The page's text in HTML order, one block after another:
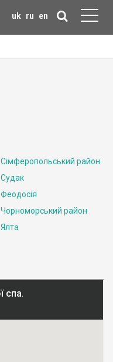
uk ru en
Сімферопольський район
Судак
Феодосія
Чорноморський район
Ялта